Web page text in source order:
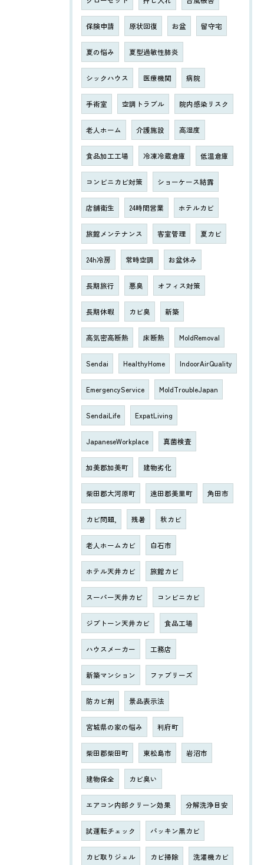
保険申請 原状回復 お盆 留守宅
夏の悩み 夏型過敏性肺炎
シックハウス 医療機関 病院
手術室 空調トラブル 院内感染リスク
老人ホーム 介護施設 高湿度
食品加工工場 冷凍冷蔵倉庫 低温倉庫
コンビニカビ対策 ショーケース結露
店舗衛生 24時間営業 ホテルカビ
旅館メンテナンス 客室管理 夏カビ
24h冷房 常時空調 お盆休み
長期旅行 悪臭 オフィス対策
長期休暇 カビ臭 新築
高気密高断熱 床断熱 MoldRemoval
Sendai HealthyHome IndoorAirQuality
EmergencyService MoldTroubleJapan
SendaiLife ExpatLiving
JapaneseWorkplace 真菌検査
加美郡加美町 建物劣化
柴田郡大河原町 遠田郡美里町 角田市
カビ問題, 残暑 秋カビ
老人ホームカビ 白石市
ホテル天井カビ 旅館カビ
スーパー天井カビ コンビニカビ
ジプトーン天井カビ 食品工場
ハウスメーカー 工務店
新築マンション ファブリーズ
防カビ剤 景品表示法
宮城県の家の悩み 利府町
柴田郡柴田町 東松島市 岩沼市
建物保全 カビ臭い
エアコン内部クリーン効果 分解洗浄目安
試運転チェック パッキン黒カビ
カビ取りジェル カビ掃除 洗濯機カビ